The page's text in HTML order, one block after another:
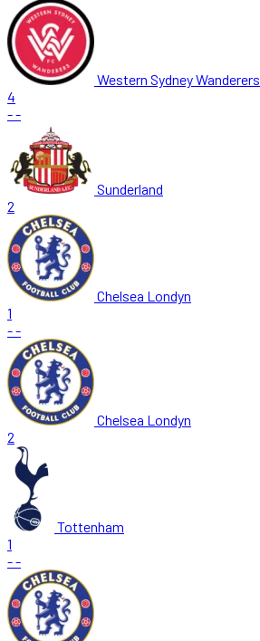
Western Sydney Wanderers
4
--
Sunderland
2
Chelsea Londyn
1
--
Chelsea Londyn
2
Tottenham
1
--